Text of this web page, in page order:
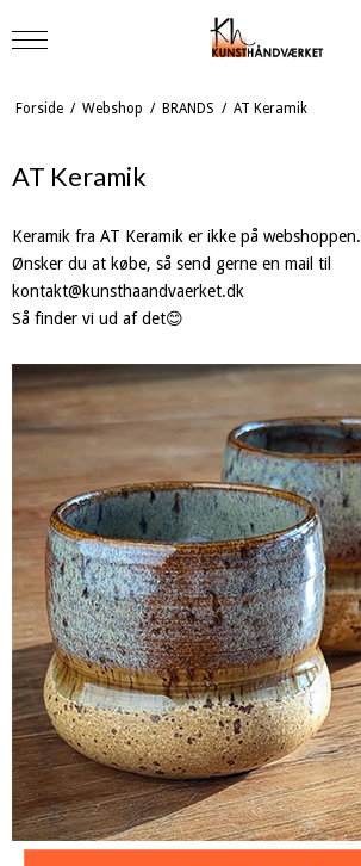
Forside / Webshop / BRANDS / AT Keramik
AT Keramik
Keramik fra AT Keramik er ikke på webshoppen.
Ønsker du at købe, så send gerne en mail til
kontakt@kunsthaandvaerket.dk
Så finder vi ud af det😊